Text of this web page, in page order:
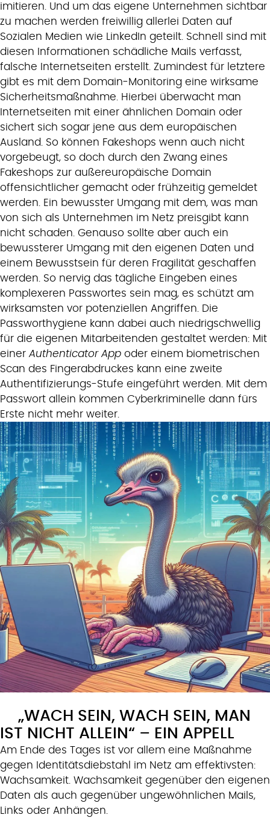
imitieren. Und um das eigene Unternehmen sichtbar
zu machen werden freiwillig allerlei Daten auf
Sozialen Medien wie LinkedIn geteilt. Schnell sind mit
diesen Informationen schädliche Mails verfasst,
falsche Internetseiten erstellt. Zumindest für letztere
gibt es mit dem Domain-Monitoring eine wirksame
Sicherheitsmaßnahme. Hierbei überwacht man
Internetseiten mit einer ähnlichen Domain oder
sichert sich sogar jene aus dem europäischen
Ausland. So können Fakeshops wenn auch nicht
vorgebeugt, so doch durch den Zwang eines
Fakeshops zur außereuropäische Domain
offensichtlicher gemacht oder frühzeitig gemeldet
werden. Ein bewusster Umgang mit dem, was man
von sich als Unternehmen im Netz preisgibt kann
nicht schaden. Genauso sollte aber auch ein
bewussterer Umgang mit den eigenen Daten und
einem Bewusstsein für deren Fragilität geschaffen
werden. So nervig das tägliche Eingeben eines
komplexeren Passwortes sein mag, es schützt am
wirksamsten vor potenziellen Angriffen. Die
Passworthygiene kann dabei auch niedrigschwellig
für die eigenen Mitarbeitenden gestaltet werden: Mit
einer Authenticator App oder einem biometrischen
Scan des Fingerabdruckes kann eine zweite
Authentifizierungs-Stufe eingeführt werden. Mit dem
Passwort allein kommen Cyberkriminelle dann fürs
Erste nicht mehr weiter.
„WACH SEIN, WACH SEIN, MAN
IST NICHT ALLEIN“ – EIN APPELL
Am Ende des Tages ist vor allem eine Maßnahme
gegen Identitätsdiebstahl im Netz am effektivsten:
Wachsamkeit. Wachsamkeit gegenüber den eigenen
Daten als auch gegenüber ungewöhnlichen Mails,
Links oder Anhängen.